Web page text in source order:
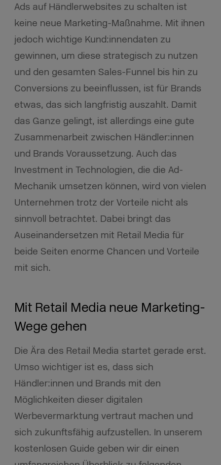
Ads auf Händlerwebsites zu schalten ist
keine neue Marketing-Maßnahme. Mit ihnen
jedoch wichtige Kund:innendaten zu
gewinnen, um diese strategisch zu nutzen
und den gesamten Sales-Funnel bis hin zu
Conversions zu beeinflussen, ist für Brands
etwas, das sich langfristig auszahlt. Damit
das Ganze gelingt, ist allerdings eine gute
Zusammenarbeit zwischen Händler:innen
und Brands Voraussetzung. Auch das
Investment in Technologien, die die Ad-
Mechanik umsetzen können, wird von vielen
Unternehmen trotz der Vorteile nicht als
sinnvoll betrachtet. Dabei bringt das
Auseinandersetzen mit Retail Media für
beide Seiten enorme Chancen und Vorteile
mit sich.
Mit Retail Media neue Marketing-
Wege gehen
Die Ära des Retail Media startet gerade erst.
Umso wichtiger ist es, dass sich
Händler:innen und Brands mit den
Möglichkeiten dieser digitalen
Werbevermarktung vertraut machen und
sich zukunftsfähig aufzustellen. In unserem
kostenlosen Guide geben wir dir einen